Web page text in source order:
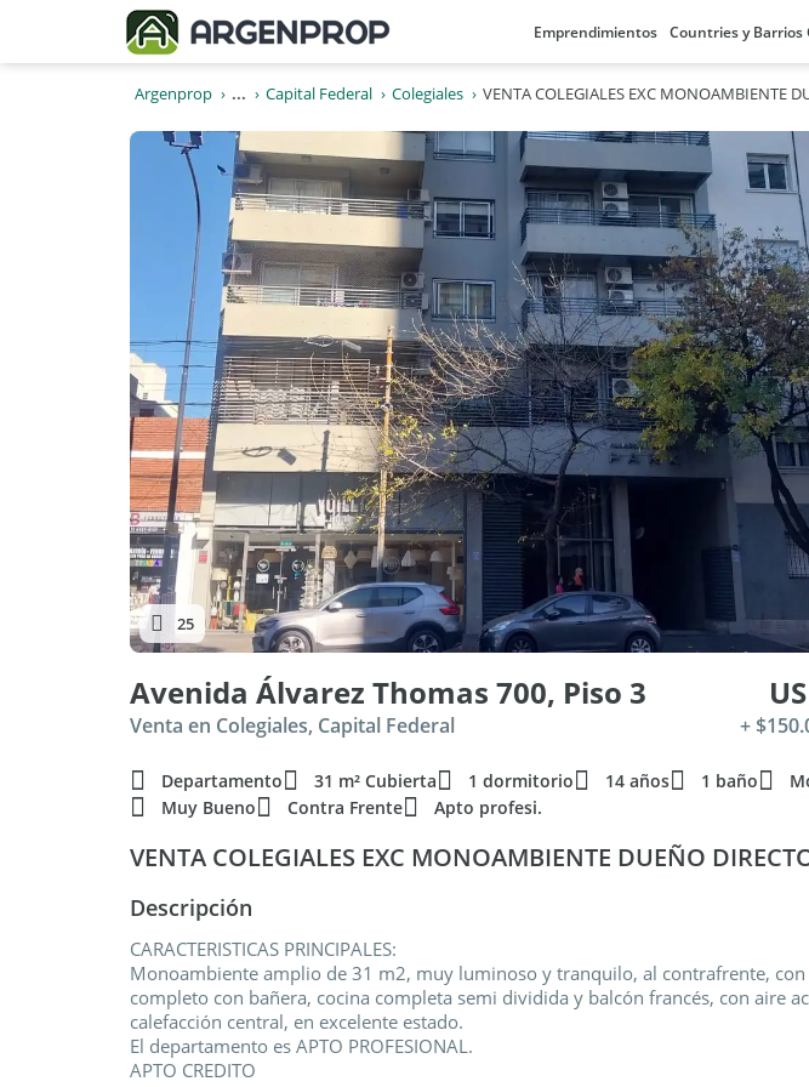
Emprendimientos Countries y Barrios
Argenprop ... Capital Federal Colegiales
25
Avenida Álvarez Thomas 700, Piso 3
Venta en Colegiales, Capital Federal +
Departamento 31 m² Cubierta 1 dormitorio 14 años 1 baño
Muy Bueno
Contra Frente Apto profesi.
VENTA COLEGIALES EXC MONOAMBIENTE DUEÑO
Descripción
CARACTERISTICAS PRINCIPALES:
Monoambiente amplio de 31 m2, muy luminoso y tranquilo, al contrafrente, con
completo con bañera, cocina completa semi dividida y balcón francés, con aire
calefacción central, en excelente estado.
El departamento es APTO PROFESIONAL.
APTO CREDITO